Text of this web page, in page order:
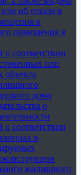
об отказе в
в
помещения в
соответствии
или
объекта
дома
о
соответствии
в
жилищного